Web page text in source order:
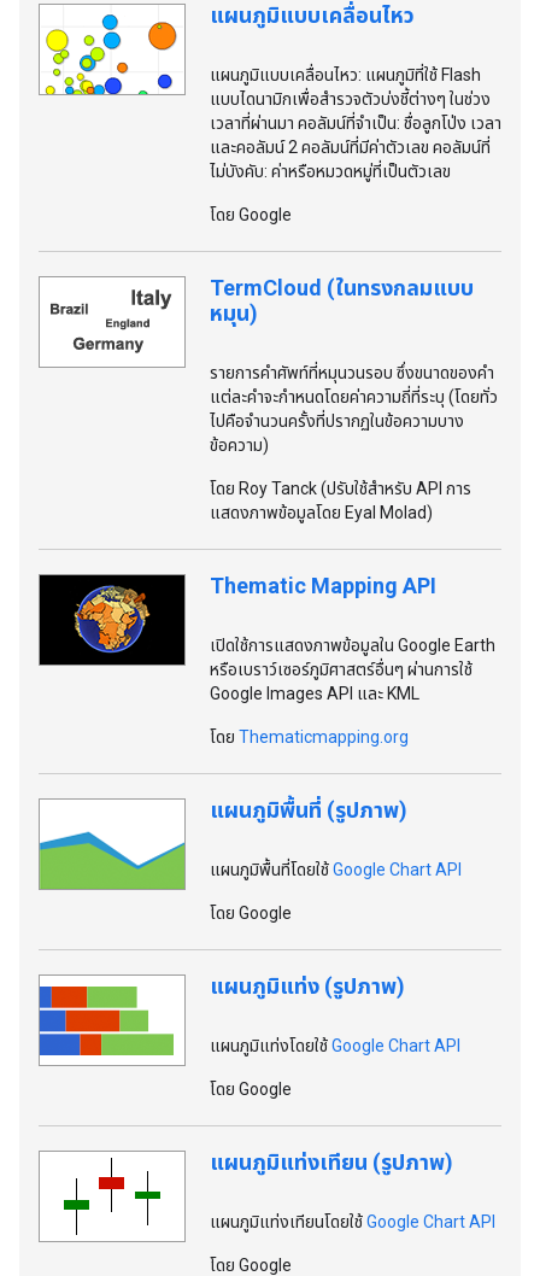
แผนภูมิแบบเคลื่อนไหว
แผนภูมิแบบเคลื่อนไหว: แผนภูมิที่ใช้ Flash
แบบไดนามิกเพื่อสํารวจตัวบ่งชี้ต่างๆ ในช่วง
เวลาที่ผ่านมา คอลัมน์ที่จําเป็น: ชื่อลูกโป่ง เวลา
และคอลัมน์ 2 คอลัมน์ที่มีค่าตัวเลข คอลัมน์ที่
ไม่บังคับ: ค่าหรือหมวดหมู่ที่เป็นตัวเลข
โดย Google
TermCloud (ในทรงกลมแบบ
หมุน)
รายการคําศัพท์ที่หมุนวนรอบ ซึ่งขนาดของคํา
แต่ละคําจะกําหนดโดยค่าความถี่ที่ระบุ (โดยทั่ว
ไปคือจํานวนครั้งที่ปรากฏในข้อความบาง
ข้อความ)
โดย Roy Tanck (ปรับใช้สําหรับ API การ
แสดงภาพข้อมูลโดย Eyal Molad)
Thematic Mapping API
เปิดใช้การแสดงภาพข้อมูลใน Google Earth
หรือเบราว์เซอร์ภูมิศาสตร์อื่นๆ ผ่านการใช้
Google Images API และ KML
โดย Thematicmapping.org
แผนภูมิพื้นที่ (รูปภาพ)
แผนภูมิพื้นที่โดยใช้Google Chart API
โดย Google
แผนภูมิแท่ง (รูปภาพ)
แผนภูมิแท่งโดยใช้Google Chart API
โดย Google
แผนภูมิแท่งเทียน (รูปภาพ)
แผนภูมิแท่งเทียนโดยใช้Google Chart API
โดย Google